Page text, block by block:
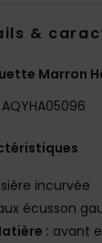
&
Marron
AQYHA05096
incurvée
écusson
: avant